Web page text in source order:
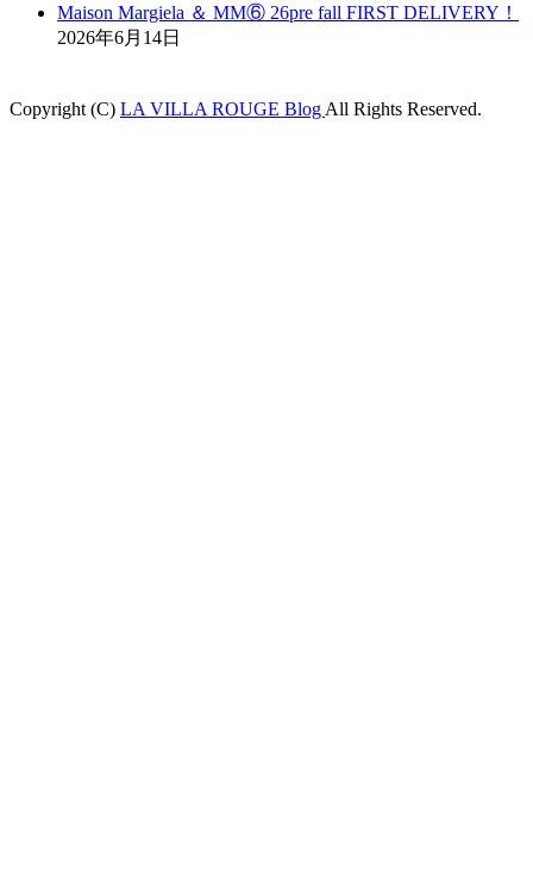
Maison Margiela ＆ MM⑥ 26pre fall FIRST DELIVERY！
2026年6月14日
Copyright (C) LA VILLA ROUGE Blog All Rights Reserved.